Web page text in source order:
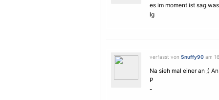
es im moment ist sag
lg
verfasst von Snuffy90 am
Na sieh mal einer an ;)
P
-